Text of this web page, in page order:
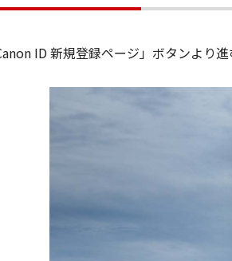
ID 新規登録ページ」ボタンより